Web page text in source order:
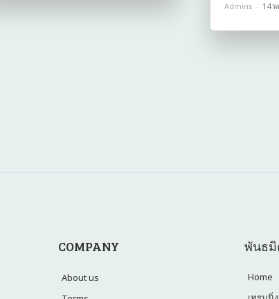
Admins - 14
COMPANY
About us
พันธมิ
Home